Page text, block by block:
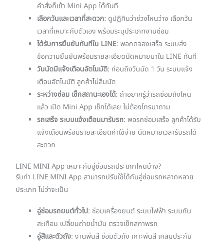
คำสั่งก็เข้า Mini App ได้ทันที
เลือกวันและเวลาที่สะดวก: ดูปฏิทินว่าช่วงไหนว่าง เลือกวัน
เวลาที่เหมาะกับตัวเอง พร้อมระบุประเภทงานซ่อม
ได้รับการยืนยันทันทีใน LINE: พอกดจองเสร็จ ระบบส่ง
ข้อความยืนยันพร้อมรายละเอียดนัดหมายมาใน LINE ทันที
วันนัดมีแจ้งเตือนอัตโนมัติ: ก่อนถึงวันนัด 1 วัน ระบบแจ้ง
เตือนอัตโนมัติ ลูกค้าไม่ลืมนัด
ระหว่างซ่อม เช็กสถานะเองได้: ถ้าอยากรู้ว่ารถซ่อมถึงไหน
แล้ว เปิด Mini App เช็กได้เลย ไม่ต้องโทรมาถาม
รถเสร็จ ระบบแจ้งเตือนมารับรถ: พอรถซ่อมเสร็จ ลูกค้าได้รับ
แจ้งเตือนพร้อมรายละเอียดค่าใช้จ่าย นัดหมายเวลารับรถได้
สะดวก
LINE MINI App เหมาะกับอู่ซ่อมรถประเภทไหนบ้าง?
รับทำ LINE MINI App สามารถปรับใช้ได้กับอู่ซ่อมรถหลากหลาย
ประเภท ไม่ว่าจะเป็น
อู่ซ่อมรถยนต์ทั่วไป: ซ่อมเครื่องยนต์ ระบบไฟฟ้า ระบบกัน
สะเทือน เปลี่ยนถ่ายน้ำมัน ตรวจเช็กสภาพรถ
อู่สีและตัวถัง: งานพ่นสี ซ่อมตัวถัง เคาะพ่นสี เคลมประกัน